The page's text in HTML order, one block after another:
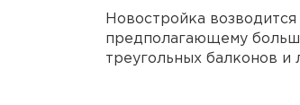
Новостройка
предполагающему
треугольных балконов